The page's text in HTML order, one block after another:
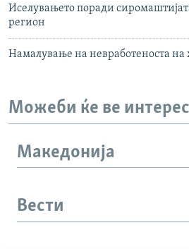
Иселувањето поради
регион
Намалување на невработеноста на
Можеби ќе ве
Македонија
Вести